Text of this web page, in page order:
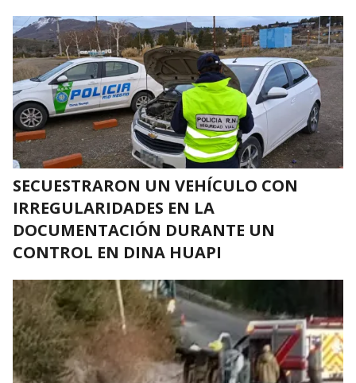
SECUESTRARON UN VEHÍCULO CON
IRREGULARIDADES EN LA
DOCUMENTACIÓN DURANTE UN
CONTROL EN DINA HUAPI